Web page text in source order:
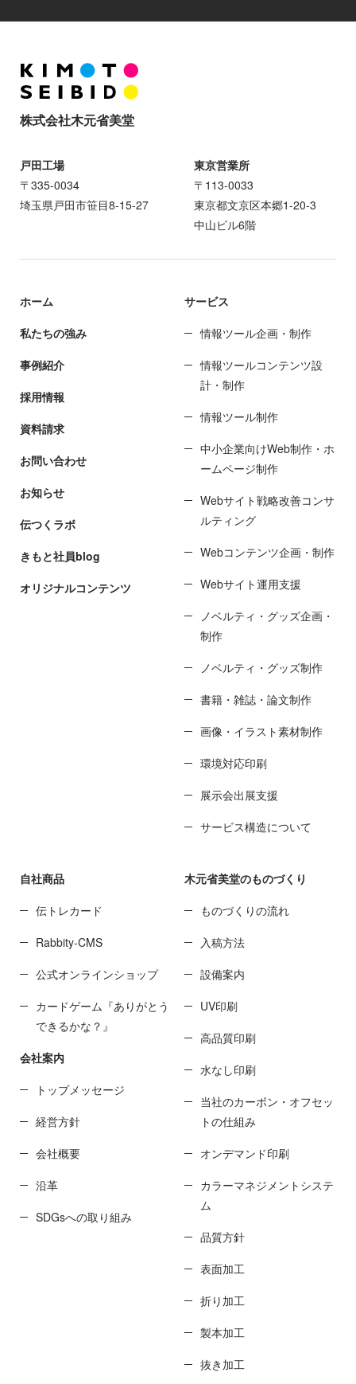
株式会社木元省美堂
戸田工場
〒335-0034
埼玉県戸田市笹目8-15-27
東京営業所
〒113-0033
東京都文京区本郷1-20-3
中山ビル6階
ホーム
私たちの強み
事例紹介
採用情報
資料請求
お問い合わせ
お知らせ
伝つくラボ
きもと社員blog
オリジナルコンテンツ
サービス
情報ツール企画・制作
情報ツールコンテンツ設
計・制作
情報ツール制作
中小企業向けWeb制作・ホ
ームページ制作
Webサイト戦略改善コンサ
ルティング
Webコンテンツ企画・制作
Webサイト運用支援
ノベルティ・グッズ企画・
制作
ノベルティ・グッズ制作
書籍・雑誌・論文制作
画像・イラスト素材制作
環境対応印刷
展示会出展支援
サービス構造について
自社商品
伝トレカード
Rabbity-CMS
公式オンラインショップ
カードゲーム『ありがとう
できるかな？』
会社案内
トップメッセージ
経営方針
会社概要
沿革
SDGsへの取り組み
木元省美堂のものづくり
ものづくりの流れ
入稿方法
設備案内
UV印刷
高品質印刷
水なし印刷
当社のカーボン・オフセッ
トの仕組み
オンデマンド印刷
カラーマネジメントシステ
ム
品質方針
表面加工
折り加工
製本加工
抜き加工